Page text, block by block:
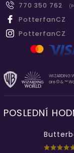
770 350 762
PotterfanCZ
PotterfanCZ
WIZARDING
are © & ™
POSLEDNÍ